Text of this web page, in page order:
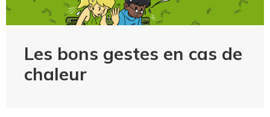
Les bons gestes en cas de
chaleur